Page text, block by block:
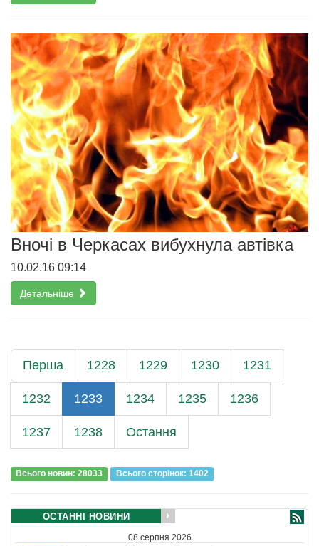
Вночі в Черкасах вибухнула автівка
10.02.16 09:14
Детальніше
Перша 1228 1229 1230 1231
1232 1233 1234 1235 1236
1237 1238 Остання
Всього новин: 28033 Всього сторiнок: 1402
ОСТАННІ НОВИНИ
08 серпня 2026